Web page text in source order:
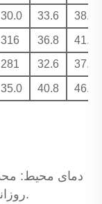
30.0 33.6 38.6
316 36.8
41.8
281 32.6 37.9
35.0 40.8 46.4
روزانه نباید بیش از 30 درجه سانتیگراد باشد.